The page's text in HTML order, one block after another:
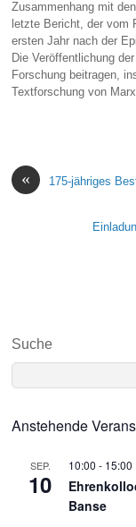
Zusammenhang mit
letzte Bericht, der vom
ersten Jahr nach der
Die Veröffentlichung
Forschung beitragen,
Textforschung von
« 175-jähriges
Suche
Anstehende
SEP.
10
10:00 - 15:00
Banse